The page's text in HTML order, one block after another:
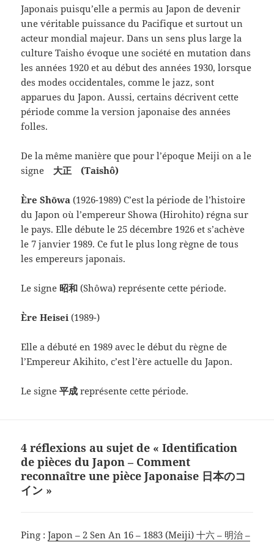
Japonais puisqu’elle a permis au Japon de devenir
une véritable puissance du Pacifique et surtout un
acteur mondial majeur. Dans un sens plus large la
culture Taisho évoque une société en mutation dans
les années 1920 et au début des années 1930, lorsque
des modes occidentales, comme le jazz, sont
apparues du Japon. Aussi, certains décrivent cette
période comme la version japonaise des années
folles.
De la même manière que pour l’époque Meiji on a le
signe 大正 (Taishô)
Ère Shōwa (1926-1989) C’est la période de l’histoire
du Japon où l’empereur Showa (Hirohito) régna sur
le pays. Elle débute le 25 décembre 1926 et s’achève
le 7 janvier 1989. Ce fut le plus long règne de tous
les empereurs japonais.
Le signe 昭和 (Shôwa) représente cette période.
Ère Heisei (1989-)
Elle a débuté en 1989 avec le début du règne de
l’Empereur Akihito, c’est l’ère actuelle du Japon.
Le signe平成 représente cette période.
4 réflexions au sujet de « Identification
de pièces du Japon – Comment
reconnaître une pièce Japonaise 日本のコ
イン »
Ping :Japon – 2 Sen An 16 – 1883 (Meiji) 十六 – 明治 –